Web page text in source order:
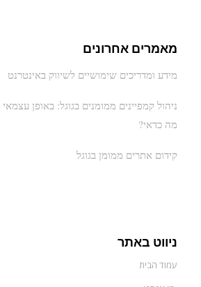
מאמרים אחרונים
מידע ומדריכים שימושיים לשיווק באינטרנט
ניהול קמפיינים ממומנים בגוגל: באופן עצמאי
מה כדאי?
קידום אתרים ממומן בגוגל
ניווט באתר
עמוד הבית